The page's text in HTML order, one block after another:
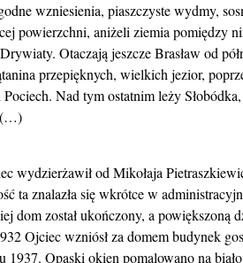
wzniesienia, piaszczyste wydmy,
powierzchni, aniżeli ziemia pomiędzy
Otaczają jeszcze Brasław od
przepięknych, wielkich jezior,
Nad tym ostatnim leży
(…)
wydzierżawił od Mikołaja
ta znalazła się wkrótce w
dom został ukończony, a powiększoną
Ojciec wzniósł za domem budynek
Opaski okien pomalowano na